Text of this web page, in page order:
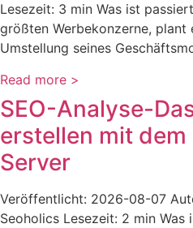
Lesezeit: 3 min Was ist
größten Werbekonzerne, plant
Umstellung seines
Read more >
SEO-Analyse-
erstellen mit dem
Server
Veröffentlicht: 2026-08-07
Seoholics Lesezeit: 2 min